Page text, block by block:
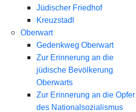
Jüdischer Friedhof
Kreuzstadl
Oberwart
Gedenkweg Oberwart
Zur Erinnerung an die
jüdische Bevölkerung
Oberwarts
Zur Erinnerung an die Opfer
des Nationalsozialismus